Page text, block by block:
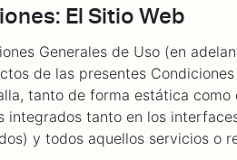
El Sitio Web
Generales de Uso (en
de las presentes
tanto de forma estática
integrados tanto en los
y todos aquellos servicios o